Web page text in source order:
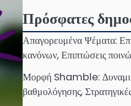
Πρόσφατες
Απαγορευμένα Ψέματα:
κανόνων, Επιπτώσεις
Μορφή Shamble:
βαθμολόγησης,